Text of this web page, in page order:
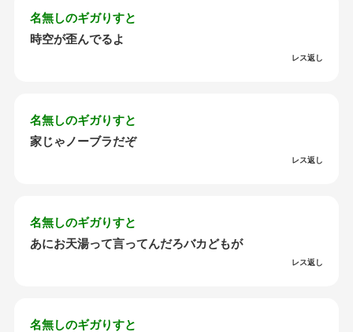
名無しのギガりすと
時空が歪んでるよ
レス返し
名無しのギガりすと
家じゃノーブラだぞ
レス返し
名無しのギガりすと
あにお天湯って言ってんだろバカどもが
レス返し
名無しのギガりすと